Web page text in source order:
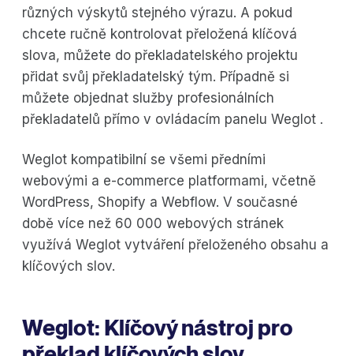
různých výskytů stejného výrazu. A pokud
chcete ručně kontrolovat přeložená klíčová
slova, můžete do překladatelského projektu
přidat svůj překladatelský tým. Případně si
můžete objednat služby profesionálních
překladatelů přímo v ovládacím panelu Weglot .
Weglot kompatibilní se všemi předními
webovými a e-commerce platformami, včetně
WordPress, Shopify a Webflow. V současné
době více než 60 000 webových stránek
využívá Weglot vytváření přeloženého obsahu a
klíčových slov.
Weglot: Klíčový nástroj pro